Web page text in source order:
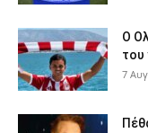
Ο
του
7